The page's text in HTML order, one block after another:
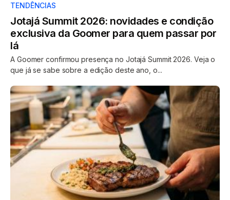
TENDÊNCIAS
Jotajá Summit 2026: novidades e condição
exclusiva da Goomer para quem passar por
lá
A Goomer confirmou presença no Jotajá Summit 2026. Veja o
que já se sabe sobre a edição deste ano, o...